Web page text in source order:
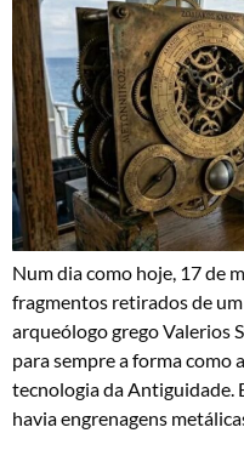
Num dia como hoje, 17 de
fragmentos retirados de
arqueólogo grego Valerios
para sempre a forma como
tecnologia da Antiguidade.
havia engrenagens